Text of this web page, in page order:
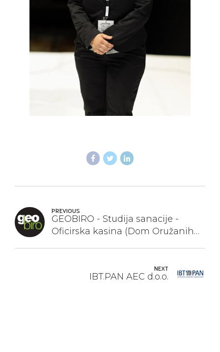
PREVIOUS
GEOBIRO - Studija sanacije -
Oficirska kasina (Dom Oružanih
NEXT
IBT.PAN AEC d.o.o.